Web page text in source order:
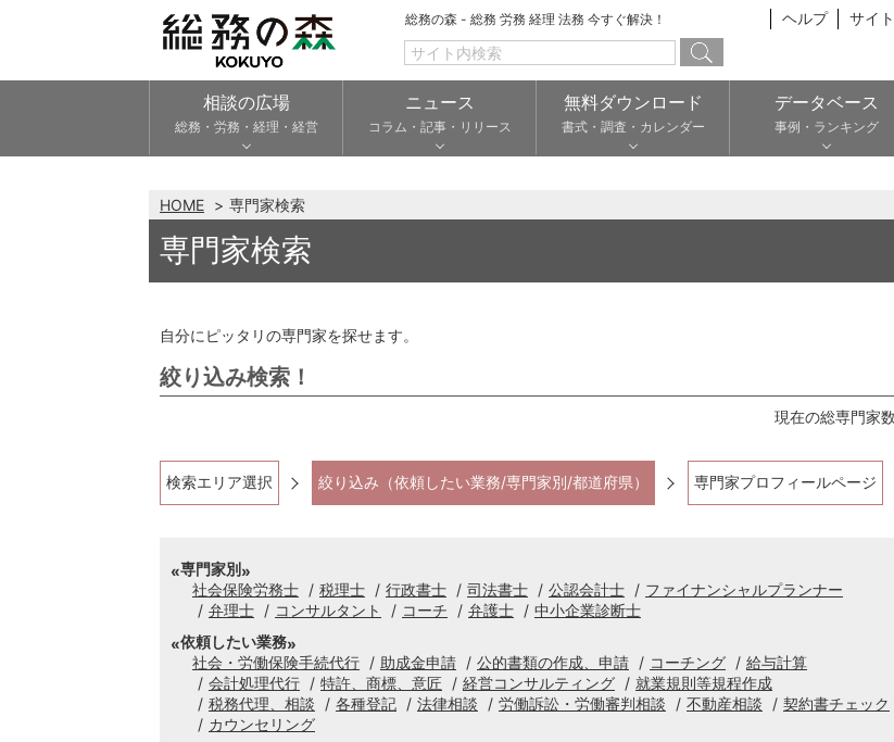
総務の森 - 総務 労務 経理 法務 今すぐ解決！ ヘルプ サイ
相談の広場
総務・労務・経理・経営
ニュース
コラム・記事・リリース
無料ダウンロード
書式・調査・カレンダー
データベース
事例・ランキング
HOME 専門家検索
専門家検索
自分にピッタリの専門家を探せます。
絞り込み検索！
現在の総専門家
検索エリア選択 絞り込み（依頼したい業務/専門家別/都道府県） 専門家プロフィールページ
専門家別
社会保険労務士
税理士 行政書士 司法書士 公認会計士
ファイナンシャルプランナー
弁理士
コンサルタント コーチ 弁護士
中小企業診断士
依頼したい業務
社会・労働保険手続代行
助成金申請 公的書類の作成、申請 コーチング
給与計算
会計処理代行
特許、商標、意匠 経営コンサルティング
就業規則等規程作成
税務代理、相談
各種登記 法律相談 労働訴訟・労働審判相談 不動産相談
契約書チェック
カウンセリング